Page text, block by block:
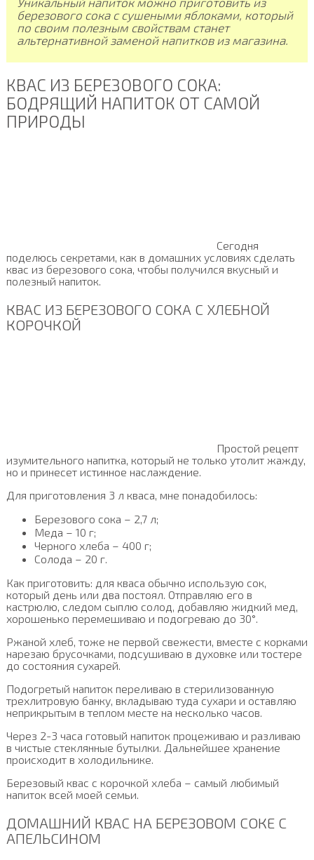
березового сока с сушеными яблоками, который
по своим полезным свойствам станет
альтернативной заменой напитков из магазина.
КВАС ИЗ БЕРЕЗОВОГО СОКА:
БОДРЯЩИЙ НАПИТОК ОТ САМОЙ
ПРИРОДЫ
Сегодня
поделюсь секретами, как в домашних условиях сделать
квас из березового сока, чтобы получился вкусный и
полезный напиток.
КВАС ИЗ БЕРЕЗОВОГО СОКА С ХЛЕБНОЙ
КОРОЧКОЙ
Простой рецепт
изумительного напитка, который не только утолит жажду,
но и принесет истинное наслаждение.
Для приготовления 3 л кваса, мне понадобилось:
Березового сока – 2,7 л;
Меда – 10 г;
Черного хлеба – 400 г;
Солода – 20 г.
Как приготовить: для кваса обычно использую сок,
который день или два постоял. Отправляю его в
кастрюлю, следом сыплю солод, добавляю жидкий мед,
хорошенько перемешиваю и подогреваю до 30°.
Ржаной хлеб, тоже не первой свежести, вместе с корками
нарезаю брусочками, подсушиваю в духовке или тостере
до состояния сухарей.
Подогретый напиток переливаю в стерилизованную
трехлитровую банку, вкладываю туда сухари и оставляю
неприкрытым в теплом месте на несколько часов.
Через 2-3 часа готовый напиток процеживаю и разливаю
в чистые стеклянные бутылки. Дальнейшее хранение
происходит в холодильнике.
Березовый квас с корочкой хлеба – самый любимый
напиток всей моей семьи.
ДОМАШНИЙ КВАС НА БЕРЕЗОВОМ СОКЕ С
АПЕЛЬСИНОМ